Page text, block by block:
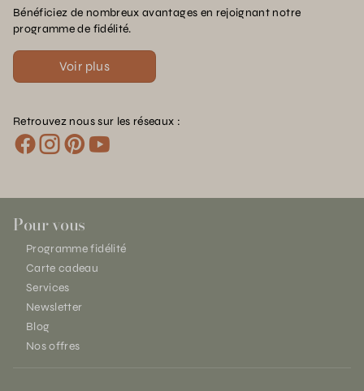
Bénéficiez de nombreux avantages en rejoignant notre
programme de fidélité.
Voir plus
Retrouvez nous sur les réseaux :
Pour vous
Programme fidélité
Carte cadeau
Services
Newsletter
Blog
Nos offres